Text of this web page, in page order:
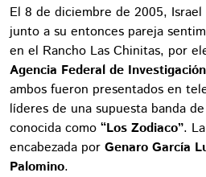
El 8 de diciembre de 2005,
junto a su entonces pareja
en el Rancho Las Chinitas, por
Agencia Federal de
ambos fueron presentados en
líderes de una supuesta banda
conocida como “Los Zodiaco”.
encabezada por Genaro García
Palomino.